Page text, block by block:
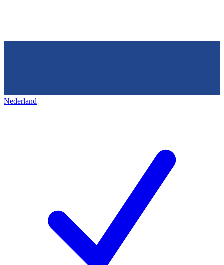
Nederland